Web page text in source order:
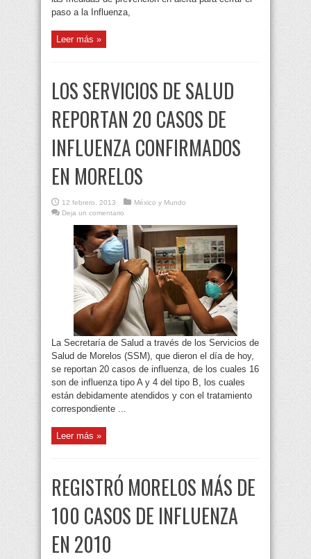
paso a la Influenza,
Leer más »
LOS SERVICIOS DE SALUD
REPORTAN 20 CASOS DE
INFLUENZA CONFIRMADOS
EN MORELOS
12 febrero, 2013
México y Mundo
Deja un comentario
La Secretaría de Salud a través de los Servicios de
Salud de Morelos (SSM), que dieron el día de hoy,
se reportan 20 casos de influenza, de los cuales 16
son de influenza tipo A y 4 del tipo B, los cuales
están debidamente atendidos y con el tratamiento
correspondiente ...
Leer más »
REGISTRÓ MORELOS MÁS DE
100 CASOS DE INFLUENZA
EN 2010